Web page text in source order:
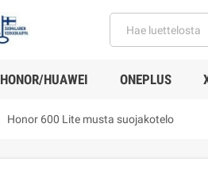
HONOR/HUAWEI ONEPLUS
Honor 600 Lite musta suojakotelo